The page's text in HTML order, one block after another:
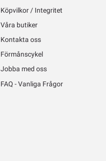
Köpvilkor / Integritet
Våra butiker
Kontakta oss
Förmånscykel
Jobba med oss
FAQ - Vanliga Frågor